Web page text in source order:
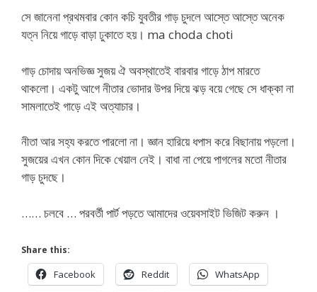
সে জানেনা প্রথমবার কোন কচি যুবতীর গাড় চুদলে আস্তে আস্তে অনেক
যত্ন নিয়ে গাড়ে বাড়া ঢুকাতে হয়। ma choda choti
গাড় চোদায় অনভিজ্ঞ সুজয় ঐ অবস্থাতেই বারবার গাড়ে ঠাপ মারতে
থাকলো। একটু আগে নীতার ভোদার উপর দিয়ে ঝড় বয়ে গেছে সে ধাক্কা না
সামলাতেই গাড়ে এই অত্যাচার।
নীতা আর সহ্য করতে পারলো না। জ্ঞান হারিয়ে ধপাস করে বিছানায় পড়লো।
সুজয়ের এখন কোন দিকে খেয়াল নেই। বাধা না পেয়ে পাগলের মতো নীতার
গাড় চুদছে।
…… চলবে … পরবর্তী পার্ট পড়তে আমাদের ওয়েবসাইট ভিজিট করুন ।
Share this:
Facebook Reddit WhatsApp